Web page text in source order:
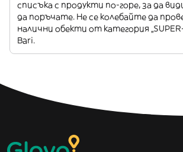
списъка с продукти по-горе, за да
да поръчате. Не се колебайте да
налични обекти от категория „SUPER-
Bari.